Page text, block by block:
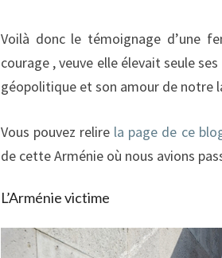
Voilà donc le témoignage d’une
courage , veuve elle élevait seule
géopolitique et son amour de notre
Vous pouvez relire la page de ce
de cette Arménie où nous avions
L’Arménie victime